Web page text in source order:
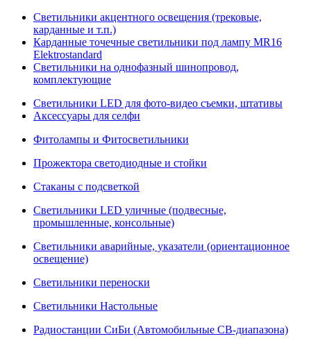
Светильники акцентного освещения (трековые,
карданные и т.п.)
Карданные точечные светильники под лампу MR16
Elektrostandard
Светильники на однофазный шинопровод,
комплектующие
Светильники LED для фото-видео съемки, штативы
Аксессуары для селфи
Фитолампы и Фитосветильники
Прожектора светодиодные и стойки
Стаканы с подсветкой
Светильники LED уличные (подвесные,
промышленные, консольные)
Светильники аварийные, указатели (ориентационное
освещение)
Светильники переноски
Светильники Настольные
Радиостанции СиБи (Автомобильные СВ-диапазона)